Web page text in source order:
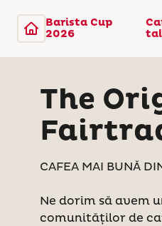
Barista Cup
2026
The
CAFEA MAI BUNĂ
Ne dorim să avem
comunităților de